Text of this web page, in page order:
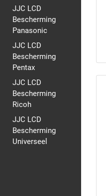
JJC LCD
Bescherming
Panasonic
JJC LCD
Bescherming
Pentax
JJC LCD
Bescherming
Ricoh
JJC LCD
Bescherming
Universeel